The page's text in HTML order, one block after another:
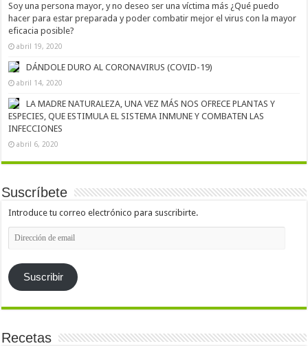
Soy una persona mayor, y no deseo ser una víctima más ¿Qué puedo
hacer para estar preparada y poder combatir mejor el virus con la mayor
eficacia posible?
abril 19, 2020
DÁNDOLE DURO AL CORONAVIRUS (COVID-19)
abril 14, 2020
LA MADRE NATURALEZA, UNA VEZ MÁS NOS OFRECE PLANTAS Y
ESPECIES, QUE ESTIMULA EL SISTEMA INMUNE Y COMBATEN LAS
INFECCIONES
abril 6, 2020
Suscríbete
Introduce tu correo electrónico para suscribirte.
Dirección
de
Suscribir
Recetas